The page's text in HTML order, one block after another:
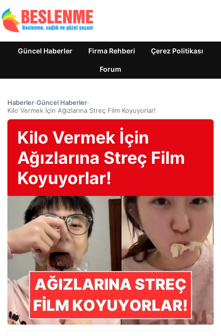
Güncel Haberler Firma Rehberi Çerez Politikası
Forum
Haberler›Güncel Haberler›
Kilo Vermek İçin Ağızlarına Streç Film Koyuyorlar!
Kilo Vermek İçin
Ağızlarına Streç Film
Koyuyorlar!